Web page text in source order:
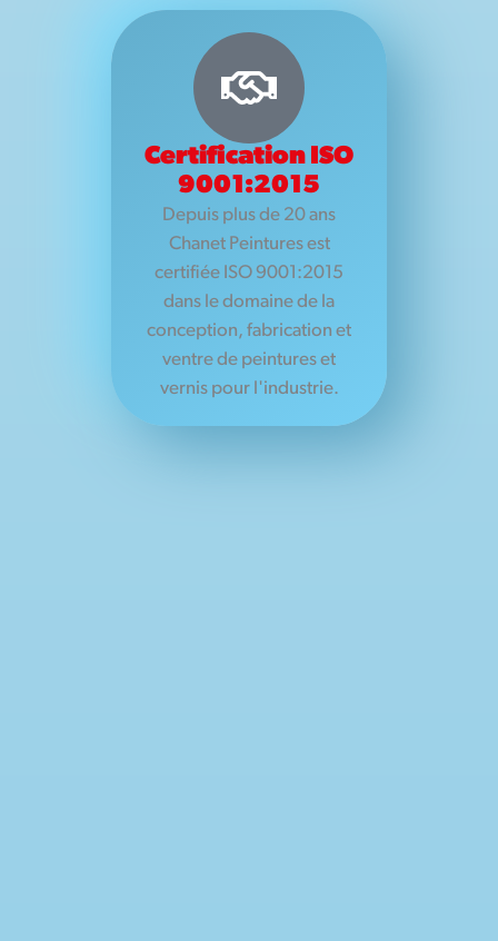
Certification ISO
9001:2015
Depuis plus de 20 ans
Chanet Peintures est
certifiée ISO 9001:2015
dans le domaine de la
conception, fabrication et
ventre de peintures et
vernis pour l'industrie.